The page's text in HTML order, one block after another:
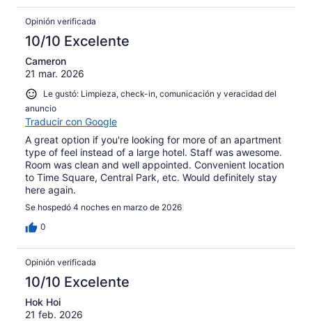
Opinión verificada
10/10 Excelente
Cameron
21 mar. 2026
Le gustó: Limpieza, check-in, comunicación y veracidad del
anuncio
Traducir con Google
A great option if you're looking for more of an apartment
type of feel instead of a large hotel. Staff was awesome.
Room was clean and well appointed. Convenient location
to Time Square, Central Park, etc. Would definitely stay
here again.
Se hospedó 4 noches en marzo de 2026
0
Opinión verificada
10/10 Excelente
Hok Hoi
21 feb. 2026